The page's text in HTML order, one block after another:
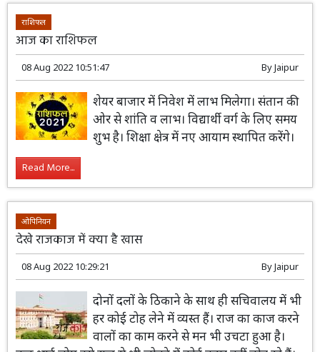
राशिफल
आज का राशिफल
08 Aug 2022 10:51:47 ByJaipur
शेयर बाजार में निवेश में लाभ मिलेगा। संतान की
ओर से शांति व लाभ। विद्यार्थी वर्ग के लिए समय
शुभ है। शिक्षा क्षेत्र में नए आयाम स्थापित करेंगे।
Read More...
ओपिनियन
देखे राजकाज में क्या है खास
08 Aug 2022 10:29:21 ByJaipur
दोनों दलों के ठिकाने के साथ ही सचिवालय में भी
हर कोई टोह लेने में व्यस्त हैं। राज का काज करने
वालों का काम करने से मन भी उचटा हुआ है।